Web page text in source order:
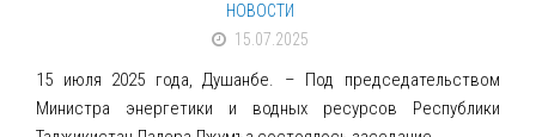
РУКОВОДСТВО ПОЛЬЗОВАТЕЛЯ
РЕСУРСЫ
НОВОСТИ
15.07.2025
15 июля 2025 года, Душанбе. – Под председательством
Министра энергетики и водных ресурсов Республики